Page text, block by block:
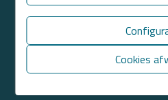
SECTIES
DIRECTE LINKSCookies